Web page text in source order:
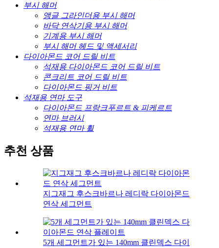
부시 해머
앵글 그라인더용 부시 해머
바닥 연삭기용 부시 해머
기계용 부시 해머
부시 해머 헤드 및 액세서리
다이아몬드 코어 드릴 비트
석재용 다이아몬드 코어 드릴 비트
콘크리트 코어 드릴 비트
다이아몬드 핑거 비트
석재용 연마 도구
다이아몬드 프랑크푸르트 & 피케르트
연마 브러시
석재용 연마 휠
추천 상품
지그재그 후스크바르나 레디락 다이아몬드
연삭 세그먼트
5개 세그먼트가 있는 140mm 클린덱스 다이